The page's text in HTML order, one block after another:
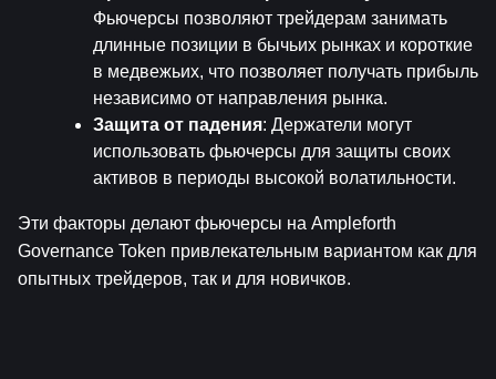
Фьючерсы позволяют трейдерам занимать
длинные позиции в бычьих рынках и короткие
в медвежьих, что позволяет получать прибыль
независимо от направления рынка.
Защита от падения: Держатели могут
использовать фьючерсы для защиты своих
активов в периоды высокой волатильности.
Эти факторы делают фьючерсы на Ampleforth
Governance Token привлекательным вариантом как для
опытных трейдеров, так и для новичков.